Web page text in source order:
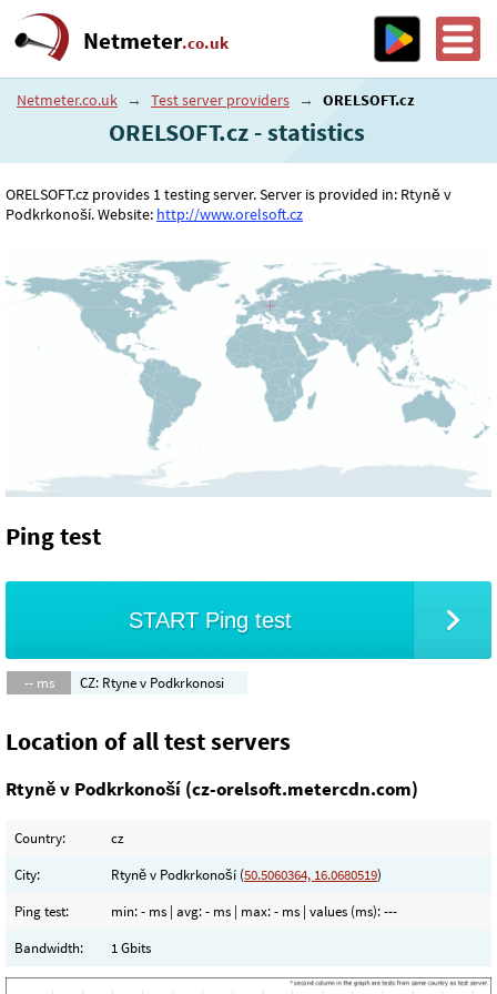
Netmeter.co.uk
Netmeter.co.uk → Test server providers → ORELSOFT.cz
ORELSOFT.cz - statistics
ORELSOFT.cz provides 1 testing server. Server is provided in: Rtyně v
Podkrkonoší. Website: http://www.orelsoft.cz
Ping test
START Ping test
-- ms CZ: Rtyne v Podkrkonosi
Location of all test servers
Rtyně v Podkrkonoší (cz-orelsoft.metercdn.com)
Country:
cz
City:
Rtyně v Podkrkonoší (50.5060364, 16.0680519)
Ping test:
min:- ms | avg:- ms | max:- ms | values (ms):---
Bandwidth:
1 Gbits